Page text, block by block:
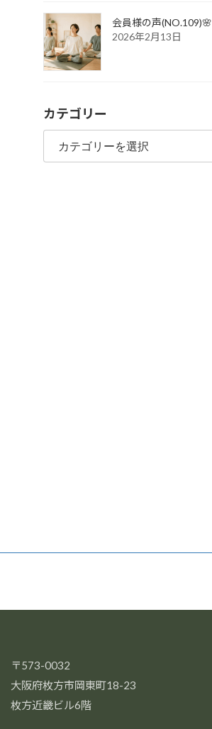
会員様の声(NO.109)🌸
2026年2月13日
カテゴリー
カ
ゴ
〒573-0032
大阪府枚方市岡東町18-23
枚方近畿ビル6階